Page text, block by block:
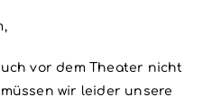
vor dem Theater nicht
wir leider unsere